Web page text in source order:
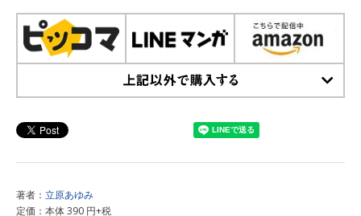
著者： 立原あゆみ
定価：本体 390 円+税